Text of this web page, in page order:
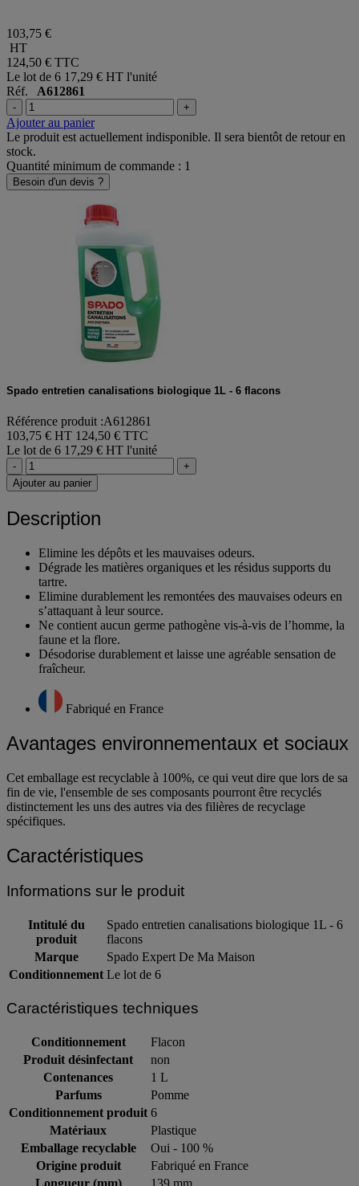
103,75 €
HT
124,50 € TTC
Le lot de 6 17,29 € HT l'unité
Réf.A612861
- +
Ajouter au panier
Le produit est actuellement indisponible. Il sera bientôt de retour en
stock.
Quantité minimum de commande : 1
Besoin d'un devis ?
Référence produit :A612861
103,75 € HT124,50 € TTC
Le lot de 6 17,29 € HT l'unité
-
Description
Elimine les dépôts et les mauvaises odeurs.
Dégrade les matières organiques et les résidus supports du
tartre.
Elimine durablement les remontées des mauvaises odeurs en
s’attaquant à leur source.
Ne contient aucun germe pathogène vis-à-vis de l’homme, la
faune et la flore.
Désodorise durablement et laisse une agréable sensation de
Avantages environnementaux et sociaux
Cet emballage est recyclable à 100%, ce qui veut dire que lors de sa
fin de vie, l'ensemble de ses composants pourront être recyclés
distinctement les uns des autres via des filières de recyclage
Caractéristiques
Informations sur le produit
Intitulé du
produit
Spado entretien canalisations biologique 1L - 6
flacons
Marque
Spado Expert De Ma Maison
Caractéristiques techniques
Conditionnement
Flacon
Produit désinfectant
non
Contenances
1 L
Parfums
Pomme
Conditionnement produit
6
Matériaux
Plastique
Emballage recyclable
Oui - 100 %
Origine produit
Fabriqué en France